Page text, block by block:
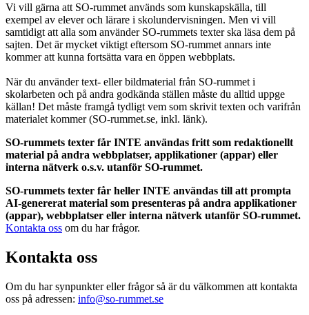
Vi vill gärna att SO-rummet används som kunskapskälla, till
exempel av elever och lärare i skolundervisningen. Men vi vill
samtidigt att alla som använder SO-rummets texter ska läsa dem på
sajten. Det är mycket viktigt eftersom SO-rummet annars inte
kommer att kunna fortsätta vara en öppen webbplats.
När du använder text- eller bildmaterial från SO-rummet i
skolarbeten och på andra godkända ställen måste du alltid uppge
källan! Det måste framgå tydligt vem som skrivit texten och varifrån
materialet kommer (SO-rummet.se, inkl. länk).
SO-rummets texter får INTE användas fritt som redaktionellt
material på andra webbplatser, applikationer (appar) eller
interna nätverk o.s.v. utanför SO-rummet.
SO-rummets texter får heller INTE användas till att prompta
AI-genererat material som presenteras på andra applikationer
(appar), webbplatser eller interna nätverk utanför SO-rummet.
Kontakta oss om du har frågor.
Kontakta oss
Om du har synpunkter eller frågor så är du välkommen att kontakta
oss på adressen: info@so-rummet.se